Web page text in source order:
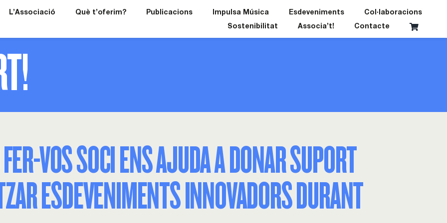
L’Associació Què t’oferim? Publicacions Impulsa Música Esdeveniments
Col·laboracions
Sostenibilitat
Associa’t! Contacte
VOS SOCI ENS AJUDA A DONAR SUPORT
ESDEVENIMENTS INNOVADORS DURANT